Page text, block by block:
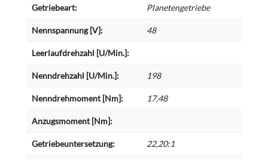
Getriebeart: Planetengetriebe
Nennspannung [V]: 48
Leerlaufdrehzahl [U/Min.]:
Nenndrehzahl [U/Min.]: 198
Nenndrehmoment [Nm]: 17,48
Anzugsmoment [Nm]:
Getriebeuntersetzung: 22,20:1